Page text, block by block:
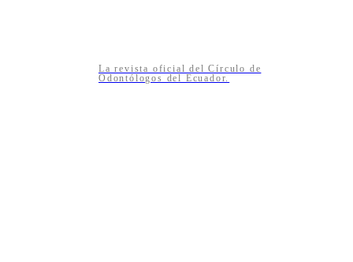
La revista oficial del Círculo de
Odontólogos del Ecuador.